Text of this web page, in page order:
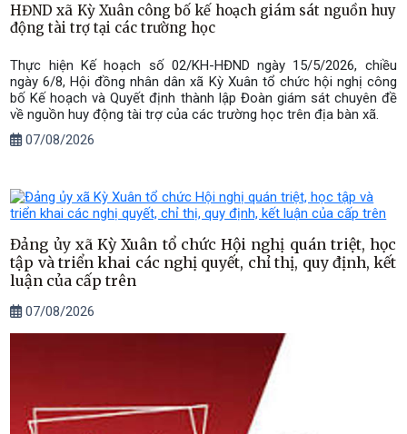
HĐND xã Kỳ Xuân công bố kế hoạch giám sát nguồn huy
động tài trợ tại các trường học
Thực hiện Kế hoạch số 02/KH-HĐND ngày 15/5/2026, chiều
ngày 6/8, Hội đồng nhân dân xã Kỳ Xuân tổ chức hội nghị công
bố Kế hoạch và Quyết định thành lập Đoàn giám sát chuyên đề
về nguồn huy động tài trợ của các trường học trên địa bàn xã.
07/08/2026
Đảng ủy xã Kỳ Xuân tổ chức Hội nghị quán triệt, học
tập và triển khai các nghị quyết, chỉ thị, quy định, kết
luận của cấp trên
07/08/2026